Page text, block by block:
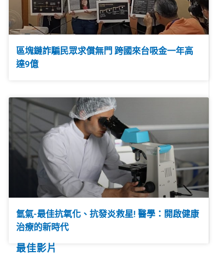
區塊鏈詐騙民眾求償無門 跨國來台吸金一年高
達9億
氫氣-最佳抗氧化、抗發炎救星! 醫學：開啟健康
治療的新時代
最佳影片